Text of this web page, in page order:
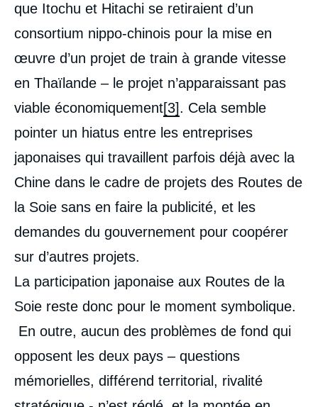
que Itochu et Hitachi se retiraient d’un
consortium nippo-chinois pour la mise en
œuvre d’un projet de train à grande vitesse
en Thaïlande – le projet n’apparaissant pas
viable économiquement[3]. Cela semble
pointer un hiatus entre les entreprises
japonaises qui travaillent parfois déjà avec la
Chine dans le cadre de projets des Routes de
la Soie sans en faire la publicité, et les
demandes du gouvernement pour coopérer
sur d’autres projets.
La participation japonaise aux Routes de la
Soie reste donc pour le moment symbolique.
En outre, aucun des problèmes de fond qui
opposent les deux pays – questions
mémorielles, différend territorial, rivalité